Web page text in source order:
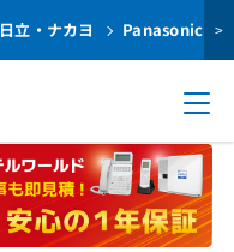
日立・ナカヨ Panasonic >